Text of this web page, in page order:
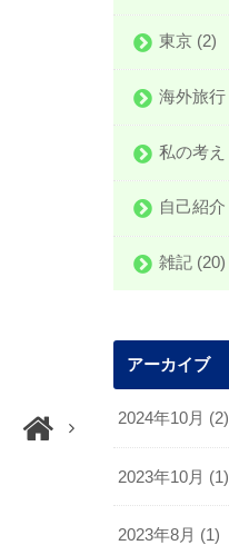
東京 (2)
海外旅行
私の考え
自己紹介
雑記 (20)
アーカイブ
2024年10月 (2)
2023年10月 (1)
2023年8月 (1)